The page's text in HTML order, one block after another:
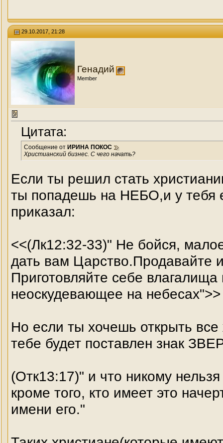
29.10.2017, 21:28
Генадий
Member
Цитата:
Сообщение от ИРИНА ПОКОС
Христианский бизнес. С чего начать?
Если ты решил стать
ты попадешь на НЕБО,и у тебя
приказал:
<<(Лк12:32-33)" Не бойся,
дать вам Царство.Продавайте
Приготовляйте себе
неоскудевающее на небесах">>
Но если ты хочешь открыть
тебе будет поставлен знак
(Отк13:17)" и что никому
кроме того, кто имеет это
имени его."